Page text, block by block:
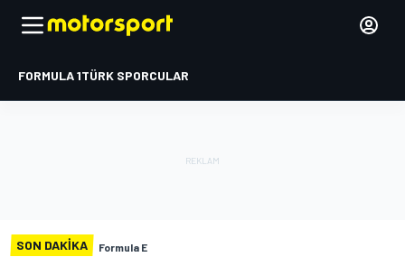
FORMULA 1TÜRK SPORCULAR
SON DAKIKA Formula E